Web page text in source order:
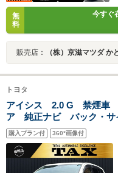
無
料
今すぐ
販売店： （株）京滋マツダ か
トヨタ
アイシス 2.0 G 禁煙車
ア 純正ナビ バック・サ
音楽 ETC オールシー
前後コーナーセンサー
購入プラン付 360°画像付